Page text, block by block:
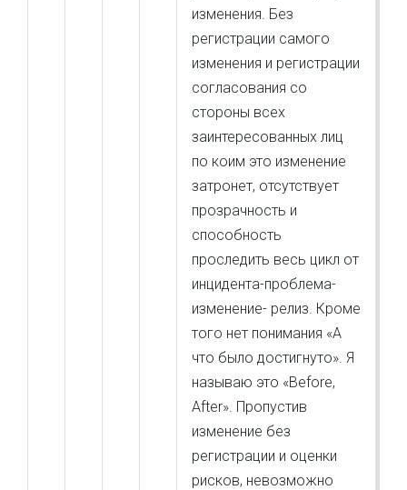
изменения. Без
регистрации самого
изменения и регистрации
согласования со
стороны всех
заинтересованных лиц
по коим это изменение
затронет, отсутствует
прозрачность и
способность
проследить весь цикл от
инцидента-проблема-
изменение- релиз. Кроме
того нет понимания «А
что было достигнуто». Я
называю это «Before,
After». Пропустив
изменение без
регистрации и оценки
рисков, невозможно